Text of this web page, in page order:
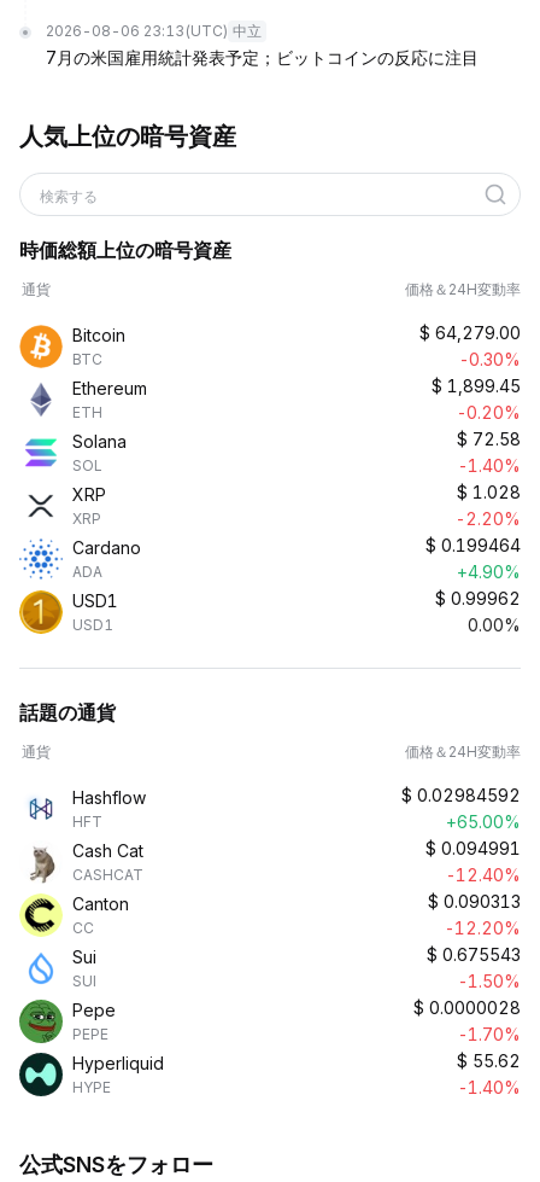
2026-08-06 23:13 (UTC) 中立
7月の米国雇用統計発表予定；ビットコインの反応に注目
人気上位の暗号資産
検索する
時価総額上位の暗号資産
通貨 価格＆24H変動率
Bitcoin
BTC
$ 64,279.00
-0.30%
Ethereum
ETH
$ 1,899.45
-0.20%
Solana
SOL
$ 72.58
-1.40%
XRP
XRP
$ 1.028
-2.20%
Cardano
ADA
$ 0.199464
+4.90%
USD1
USD1
$ 0.99962
0.00%
話題の通貨
通貨 価格＆24H変動率
Hashflow
HFT
$ 0.02984592
+65.00%
Cash Cat
CASHCAT
$ 0.094991
-12.40%
Canton
CC
$ 0.090313
-12.20%
Sui
SUI
$ 0.675543
-1.50%
Pepe
PEPE
$ 0.0000028
-1.70%
Hyperliquid
HYPE
$ 55.62
-1.40%
公式SNSをフォロー